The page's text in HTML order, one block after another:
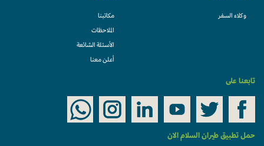
وكلاء السفر مكاتبنا
الملاحظات
الأسئلة الشائعة
أعلن معنا
على
تطبيق طيران السلام الان